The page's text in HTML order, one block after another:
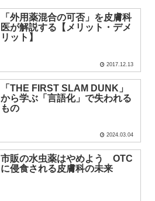
「外用薬混合の可否」を皮膚科
医が解説する【メリット・デメ
リット】
2017.12.13
「THE FIRST SLAM DUNK」
から学ぶ「言語化」で失われる
もの
2024.03.04
市販の水虫薬はやめよう OTC
に侵食される皮膚科の未来